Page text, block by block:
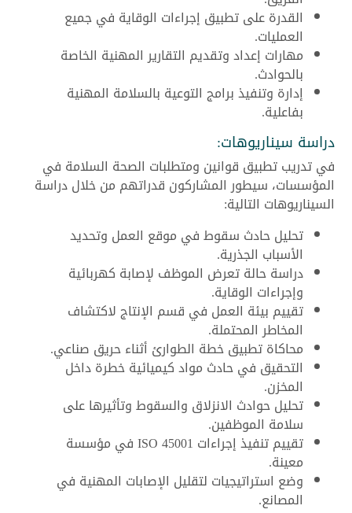
القدرة على تطبيق إجراءات الوقاية في جميع
العمليات.
مهارات إعداد وتقديم التقارير المهنية الخاصة
بالحوادث.
إدارة وتنفيذ برامج التوعية بالسلامة المهنية
بفاعلية.
دراسة سيناريوهات:
في تدريب تطبيق قوانين ومتطلبات الصحة السلامة في
المؤسسات، سيطور المشاركون قدراتهم من خلال دراسة
السيناريوهات التالية:
تحليل حادث سقوط في موقع العمل وتحديد
الأسباب الجذرية.
دراسة حالة تعرض الموظف لإصابة كهربائية
وإجراءات الوقاية.
تقييم بيئة العمل في قسم الإنتاج لاكتشاف
المخاطر المحتملة.
محاكاة تطبيق خطة الطوارئ أثناء حريق صناعي.
التحقيق في حادث مواد كيميائية خطرة داخل
المخزن.
تحليل حوادث الانزلاق والسقوط وتأثيرها على
سلامة الموظفين.
تقييم تنفيذ إجراءات ISO 45001 في مؤسسة
معينة.
وضع استراتيجيات لتقليل الإصابات المهنية في
المصانع.